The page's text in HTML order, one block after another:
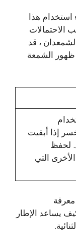
استخدام هذا
الاحتمالات
، قد
الشمعة
إذا أبقيت
لحفظ
التي
معرفة
يساعد الإطار